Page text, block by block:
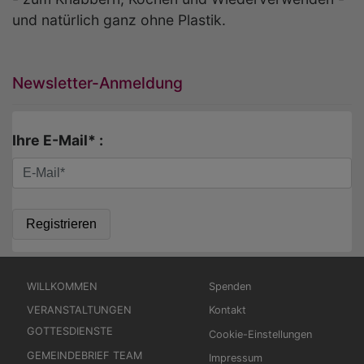
und natürlich ganz ohne Plastik.
Newsletter-Anmeldung
Ihre E-Mail* :
Hauptnavigation
WILLKOMMEN
VERANSTALTUNGEN
GOTTESDIENSTE
GEMEINDEBRIEF TEAM
Fußbereichsmenü
Spenden
Kontakt
Cookie-Einstellungen
Impressum